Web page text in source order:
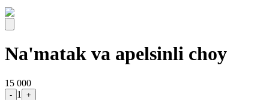
Na'matak va apelsinli choy
15 000
- 1
+